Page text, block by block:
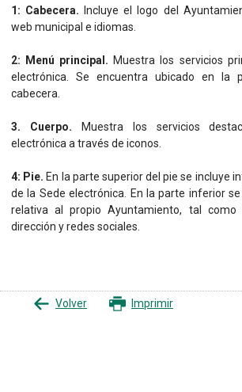
1: Cabecera. Incluye el logo del
web municipal e idiomas.
2: Menú principal. Muestra los servicios
electrónica. Se encuentra ubicado en la
cabecera.
3. Cuerpo. Muestra los servicios
electrónica a través de iconos.
4: Pie. En la parte superior del pie se incluye
de la Sede electrónica. En la parte inferior
relativa al propio Ayuntamiento, tal como
dirección y redes sociales.
Volver Imprimir